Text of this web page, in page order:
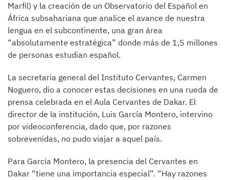
Marfil) y la creación de un Observatorio del Español en
África subsahariana que analice el avance de nuestra
lengua en el subcontinente, una gran área
“absolutamente estratégica” donde más de 1,5 millones
de personas estudian español.
La secretaria general del Instituto Cervantes, Carmen
Noguero, dio a conocer estas decisiones en una rueda de
prensa celebrada en el Aula Cervantes de Dakar. El
director de la institución, Luis García Montero, intervino
por videoconferencia, dado que, por razones
sobrevenidas, no pudo viajar a aquel país.
Para García Montero, la presencia del Cervantes en
Dakar “tiene una importancia especial”. “Hay razones